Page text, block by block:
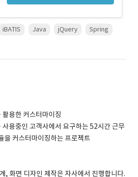
iBATIS Java jQuery Spring
용한 커스터마이징
용중인 고객사에서 요구하는 52시간 근무
을 커스터마이징하는 프로젝트
, 화면 디자인 제작은 자사에서 진행합니다.